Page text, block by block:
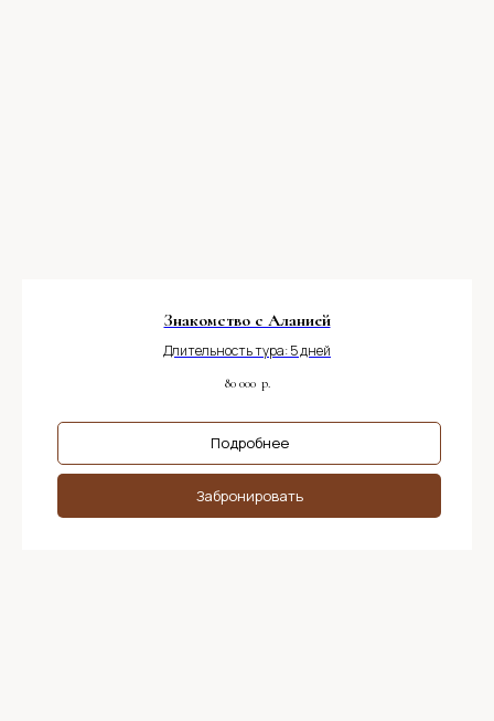
Знакомство с Аланией
Длительность тура: 5 дней
80 000 р.
Подробнее
Забронировать